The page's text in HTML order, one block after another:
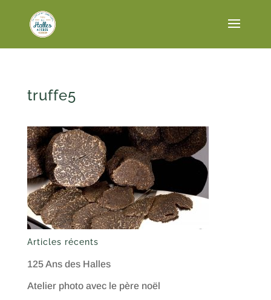
truffe5
Articles récents
125 Ans des Halles
Atelier photo avec le père noël